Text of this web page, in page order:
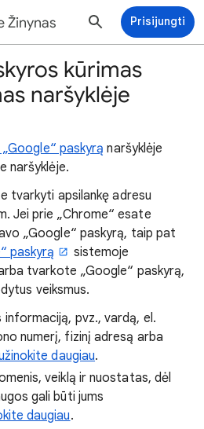
Žinynas Prisijungti
kūrimas
naršyklėje
paskyrą naršyklėje
naršyklėje.
tvarkyti apsilankę adresu
Jei prie „Chrome“ esate
„Google“ paskyrą, taip pat
paskyrą
sistemoje
tvarkote „Google“ paskyrą,
veiksmus.
informaciją, pvz., vardą, el.
numerį, fizinį adresą arba
daugiau.
veiklą ir nuostatas, dėl
gali būti jums
daugiau.